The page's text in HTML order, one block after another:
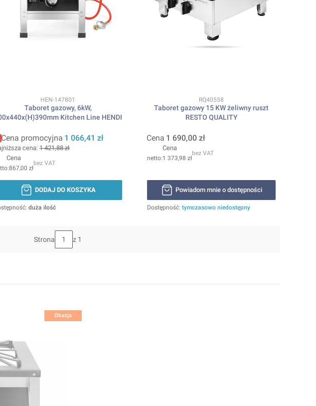
Kod produktu
HEN-147801
Taboret gazowy, 6kW,
Kitchen Line HENDI
Cena promocyjna 1 066,41 zł
cena:1 421,88 zł
Cena
867,00 zł
bez VAT
DODAJ DO KOSZYKA
duża ilość
Kod produktu
RQ40558
Taboret gazowy 15 KW żeliwny ruszt
RESTO QUALITY
Cena 1 690,00 zł
Cena
1 373,98 zł
bez VAT
Powiadom mnie o dostępności
Dostępność: tymczasowo niedostępny
Strona z 1
Okazja